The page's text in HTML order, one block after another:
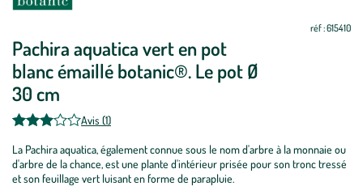
Pachira aquatica vert en pot
blanc émaillé botanic®. Le pot Ø
30 cm
réf : 615410
Avis (1)
La Pachira aquatica, également connue sous le nom d'arbre à la monnaie ou
d'arbre de la chance, est une plante d'intérieur prisée pour son tronc tressé
et son feuillage vert luisant en forme de parapluie.